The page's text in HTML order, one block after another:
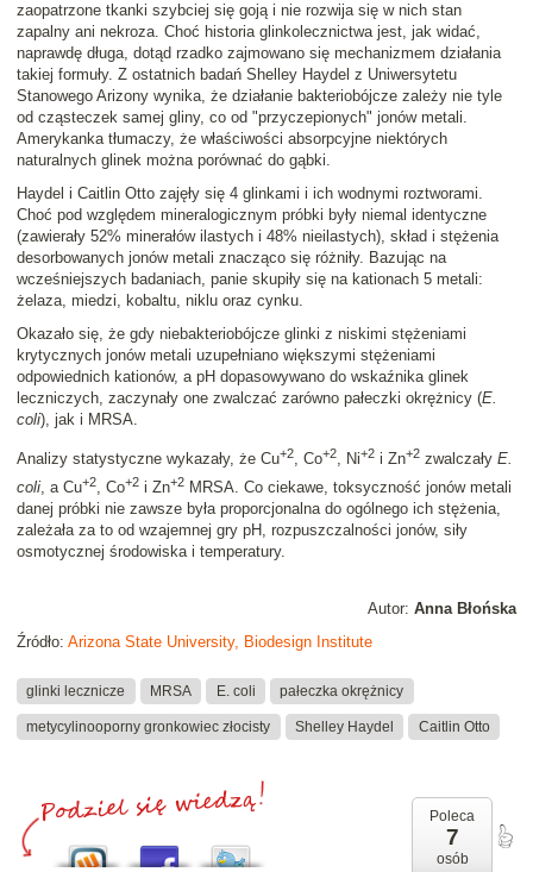
zaopatrzone tkanki szybciej się goją i nie rozwija się w nich stan
zapalny ani nekroza. Choć historia glinkolecznictwa jest, jak widać,
naprawdę długa, dotąd rzadko zajmowano się mechanizmem działania
takiej formuły. Z ostatnich badań Shelley Haydel z Uniwersytetu
Stanowego Arizony wynika, że działanie bakteriobójcze zależy nie tyle
od cząsteczek samej gliny, co od "przyczepionych" jonów metali.
Amerykanka tłumaczy, że właściwości absorpcyjne niektórych
naturalnych glinek można porównać do gąbki.
Haydel i Caitlin Otto zajęły się 4 glinkami i ich wodnymi roztworami.
Choć pod względem mineralogicznym próbki były niemal identyczne
(zawierały 52% minerałów ilastych i 48% nieilastych), skład i stężenia
desorbowanych jonów metali znacząco się różniły. Bazując na
wcześniejszych badaniach, panie skupiły się na kationach 5 metali:
żelaza, miedzi, kobaltu, niklu oraz cynku.
Okazało się, że gdy niebakteriobójcze glinki z niskimi stężeniami
krytycznych jonów metali uzupełniano większymi stężeniami
odpowiednich kationów, a pH dopasowywano do wskaźnika glinek
leczniczych, zaczynały one zwalczać zarówno pałeczki okrężnicy (E.
coli), jak i MRSA.
Analizy statystyczne wykazały, że Cu+2, Co+2, Ni+2 i Zn+2 zwalczały E.
coli, a Cu+2, Co+2 i Zn+2 MRSA. Co ciekawe, toksyczność jonów metali
danej próbki nie zawsze była proporcjonalna do ogólnego ich stężenia,
zależała za to od wzajemnej gry pH, rozpuszczalności jonów, siły
osmotycznej środowiska i temperatury.
Autor: Anna Błońska
Źródło: Arizona State University, Biodesign Institute
glinki lecznicze MRSA E. coli pałeczka okrężnicy
metycylinooporny gronkowiec złocisty Shelley Haydel Caitlin Otto
Poleca
7
osób